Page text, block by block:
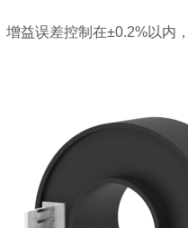
增益误差控制在±0.2%以